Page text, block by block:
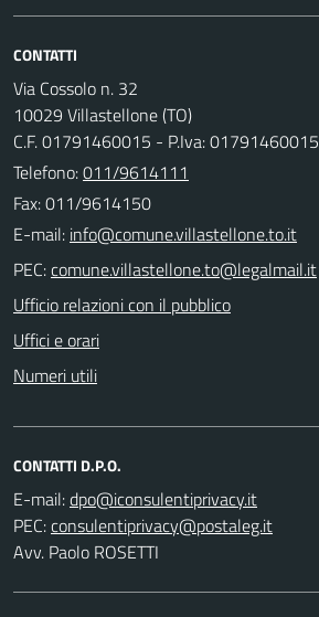
CONTATTI
Via Cossolo n. 32
10029 Villastellone (TO)
C.F. 01791460015 - P.Iva: 01791460015
Telefono:011/9614111
Fax: 011/9614150
E-mail:
PEC:
Ufficio relazioni con il pubblico
Uffici e orari
Numeri utili
CONTATTI D.P.O.
E-mail:
PEC:
Avv. Paolo ROSETTI